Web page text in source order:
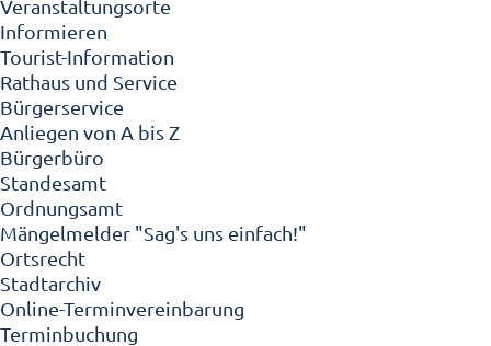
Veranstaltungsorte
Informieren
Tourist-Information
Rathaus und Service
Bürgerservice
Anliegen von A bis Z
Bürgerbüro
Standesamt
Ordnungsamt
Mängelmelder "Sag's uns einfach!"
Ortsrecht
Stadtarchiv
Online-Terminvereinbarung
Terminbuchung